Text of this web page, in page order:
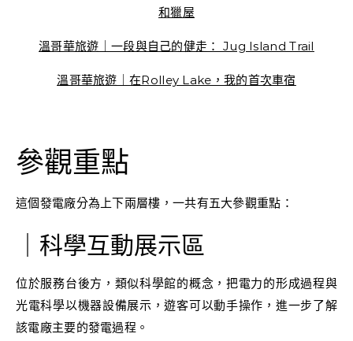
和獵屋
溫哥華旅遊｜一段與自己的健走： Jug Island Trail
溫哥華旅遊｜在Rolley Lake，我的首次車宿
參觀重點
這個發電廠分為上下兩層樓，一共有五大參觀重點：
｜科學互動展示區
位於服務台後方，類似科學館的概念，把電力的形成過程與
光電科學以機器設備展示，遊客可以動手操作，進一步了解
該電廠主要的發電過程。